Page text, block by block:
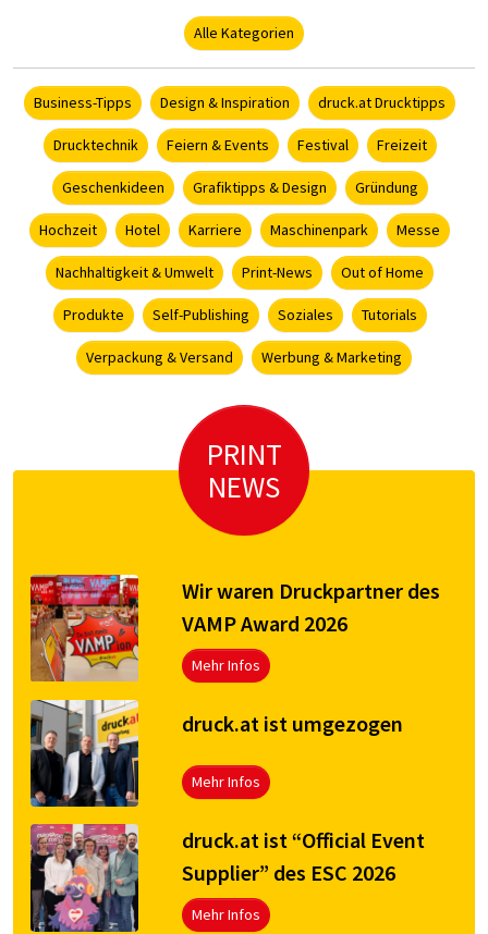
Alle Kategorien
Business-Tipps Design & Inspiration druck.at Drucktipps
Drucktechnik Feiern & Events Festival Freizeit
Geschenkideen Grafiktipps & Design Gründung
Hochzeit Hotel Karriere Maschinenpark Messe
Nachhaltigkeit & Umwelt Print-News Out of Home
Produkte Self-Publishing Soziales Tutorials
Verpackung & Versand Werbung & Marketing
PRINT
NEWS
Wir waren Druckpartner des
VAMP Award 2026
Mehr Infos
druck.at ist umgezogen
Mehr Infos
druck.at ist “Official Event
Supplier” des ESC 2026
Mehr Infos